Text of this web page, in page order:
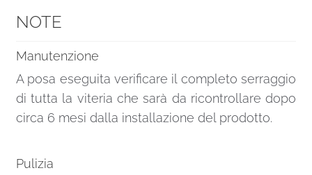
NOTE
Manutenzione
A posa eseguita verificare il completo serraggio
di tutta la viteria che sarà da ricontrollare dopo
circa 6 mesi dalla installazione del prodotto.
Pulizia